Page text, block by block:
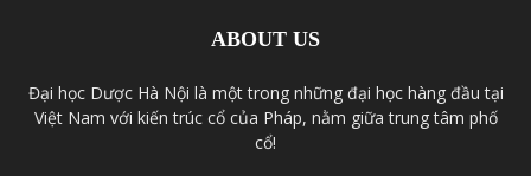
ABOUT US
Đại học Dược Hà Nội là một trong những đại học hàng đầu tại
Việt Nam với kiến trúc cổ của Pháp, nằm giữa trung tâm phố
cổ!